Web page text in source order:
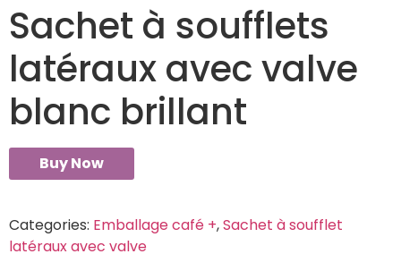
Sachet à soufflets
latéraux avec valve
blanc brillant
Buy Now
Categories: Emballage café +,Sachet à soufflet
latéraux avec valve